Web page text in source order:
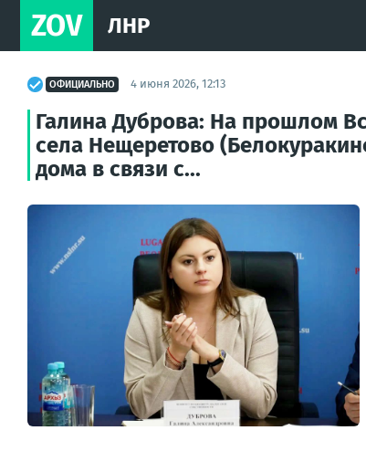
ZOV ЛНР
ОФИЦИАЛЬНО 4 июня 2026, 12:13
Галина Дуброва: На прошлом
села Нещеретово
дома в связи с...